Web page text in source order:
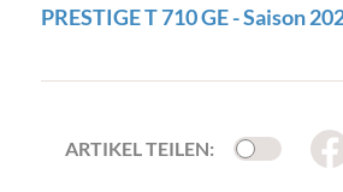
PRESTIGE T 710 GE - Saison
ARTIKEL TEILEN: